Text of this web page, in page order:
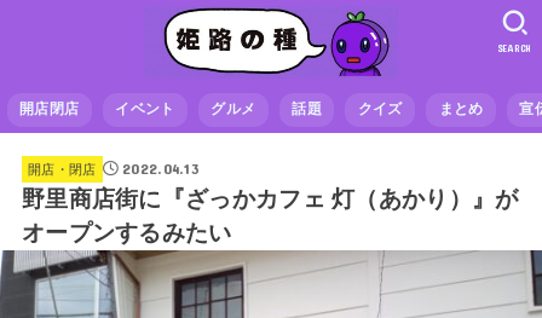
開店閉店 イベント グルメ 話題 クイズ まとめ 宣
SEARCH
開店・閉店 2022.04.13
野里商店街に『ざっかカフェ 灯（あかり）』が
オープンするみたい